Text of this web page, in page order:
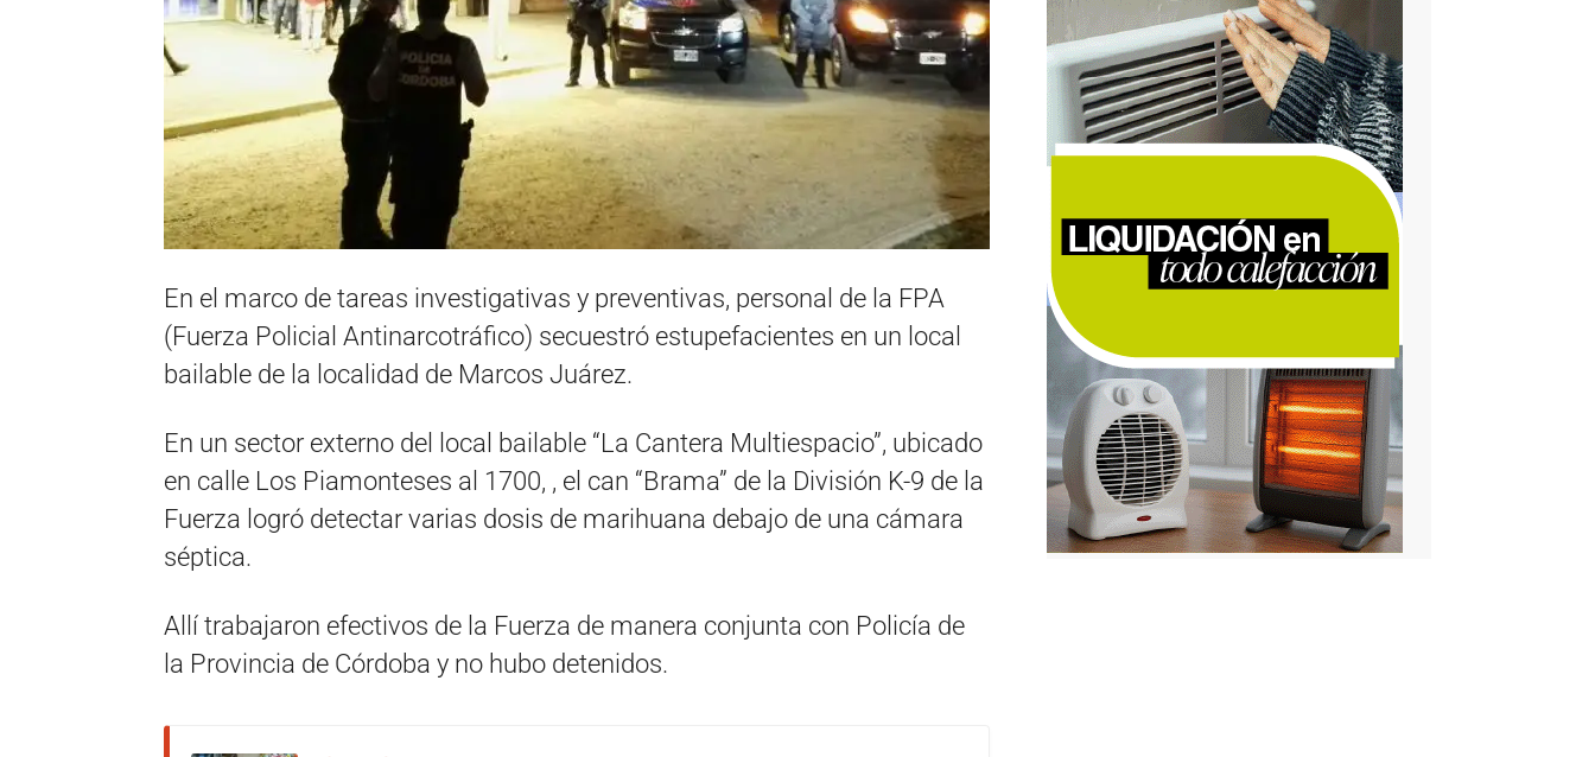
En el marco de tareas investigativas y preventivas, personal de la FPA
(Fuerza Policial Antinarcotráfico) secuestró estupefacientes en un local
bailable de la localidad de Marcos Juárez.
En un sector externo del local bailable “La Cantera Multiespacio”, ubicado
en calle Los Piamonteses al 1700, , el can “Brama” de la División K-9 de la
Fuerza logró detectar varias dosis de marihuana debajo de una cámara
séptica.
Allí trabajaron efectivos de la Fuerza de manera conjunta con Policía de
la Provincia de Córdoba y no hubo detenidos.